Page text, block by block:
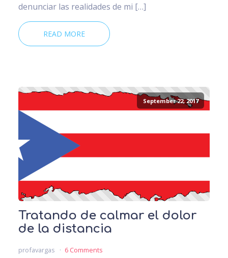
denunciar las realidades de mi […]
READ MORE
September 22, 2017
Tratando de calmar el dolor
de la distancia
profavargas 6 Comments